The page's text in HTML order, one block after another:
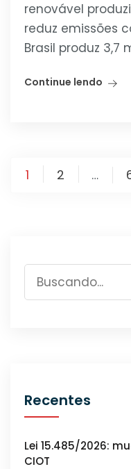
renovável
reduz emissões
Brasil produz 3,7
Continue lendo
1 2 …
Procurar
Recentes
Lei 15.485/2026:
CIOT